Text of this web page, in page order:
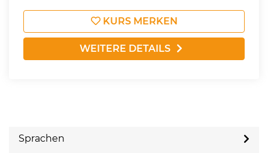
KURS MERKEN
WEITERE DETAILS
Sprachen